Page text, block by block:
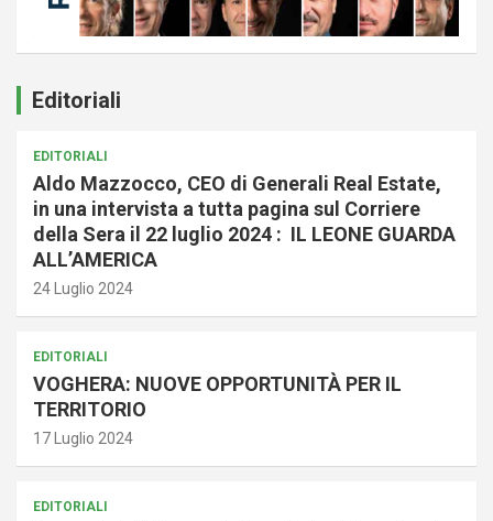
Editoriali
EDITORIALI
Aldo Mazzocco, CEO di Generali Real Estate,
in una intervista a tutta pagina sul Corriere
della Sera il 22 luglio 2024 : IL LEONE GUARDA
ALL’AMERICA
24 Luglio 2024
EDITORIALI
VOGHERA: NUOVE OPPORTUNITÀ PER IL
TERRITORIO
17 Luglio 2024
EDITORIALI